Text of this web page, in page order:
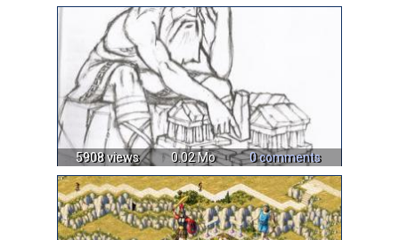
5908 views 0.02 Mo 0 comments